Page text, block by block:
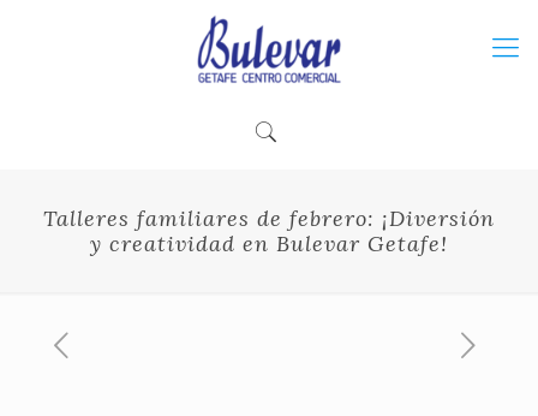
Talleres familiares de febrero: ¡Diversión
y creatividad en Bulevar Getafe!